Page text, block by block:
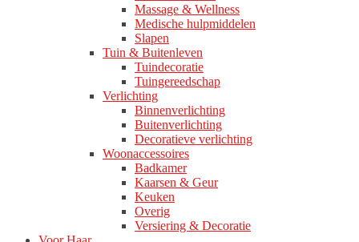
Massage & Wellness
Medische hulpmiddelen
Slapen
Tuin & Buitenleven
Tuindecoratie
Tuingereedschap
Verlichting
Binnenverlichting
Buitenverlichting
Decoratieve verlichting
Woonaccessoires
Badkamer
Kaarsen & Geur
Keuken
Overig
Versiering & Decoratie